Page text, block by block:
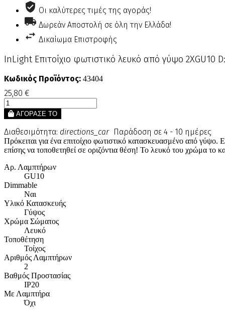
Οι καλύτερες τιμές της αγοράς!
Δωρεάν Αποστολή σε όλη την Ελλάδα!
Δικαίωμα Επιστροφής
InLight Επιτοίχιο φωτιστικό λευκό από γύψο 2XGU10
Κωδικός Προϊόντος: 43404
25,80 €
ΑΓΟΡΑΣΕ ΤΟ
Διαθεσιμότητα: directions_car Παράδοση σε 4 - 10 ημέρες
Πρόκειται για ένα επιτοίχιο φωτιστικό κατασκευασμένο από γύψο.
επίσης να τοποθετηθεί σε οριζόντια θέση! Το λευκό του χρώμα το
Αρ. Λαμπτήρων
GU10
Dimmable
Ναι
Υλικό Κατασκευής
Γύψος
Χρώμα Σώματος
Λευκό
Τοποθέτηση
Τοίχος
Αριθμός Λαμπτήρων
2
Βαθμός Προστασίας
IP20
Με Λαμπτήρα
Όχι